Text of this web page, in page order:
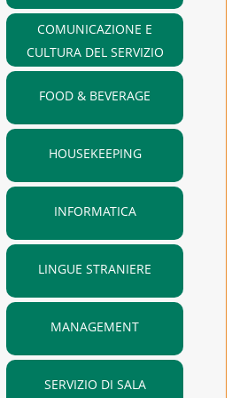
COMUNICAZIONE E
CULTURA DEL SERVIZIO
FOOD & BEVERAGE
HOUSEKEEPING
INFORMATICA
LINGUE STRANIERE
MANAGEMENT
SERVIZIO DI SALA